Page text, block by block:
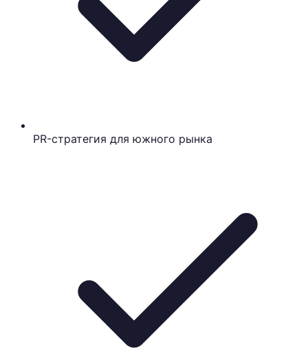
PR-стратегия для южного рынка